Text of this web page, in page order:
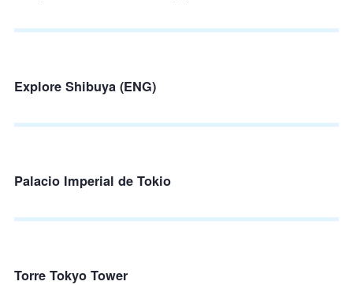
Explore Shibuya (ENG)
Palacio Imperial de Tokio
Torre Tokyo Tower